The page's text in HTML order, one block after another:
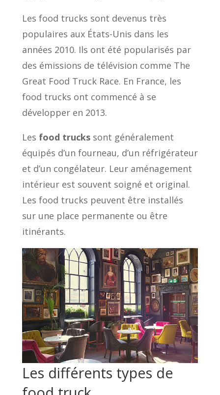
Les food trucks sont devenus très
populaires aux États-Unis dans les
années 2010. Ils ont été popularisés par
des émissions de télévision comme The
Great Food Truck Race. En France, les
food trucks ont commencé à se
développer en 2013.
Les food truckssont généralement
équipés d’un fourneau, d’un réfrigérateur
et d’un congélateur. Leur aménagement
intérieur est souvent soigné et original.
Les food trucks peuvent être installés
sur une place permanente ou être
itinérants.
Les différents types de